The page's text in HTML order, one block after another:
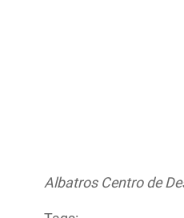
Albatros Centro de